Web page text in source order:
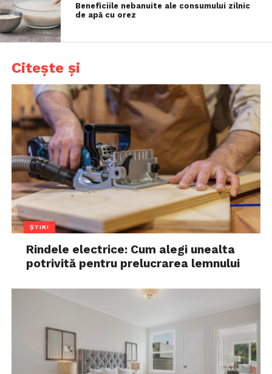
Beneficiile nebanuite ale consumului zilnic
de apă cu orez
Citește și
ȘTIRI
Rindele electrice: Cum alegi unealta
potrivită pentru prelucrarea lemnului